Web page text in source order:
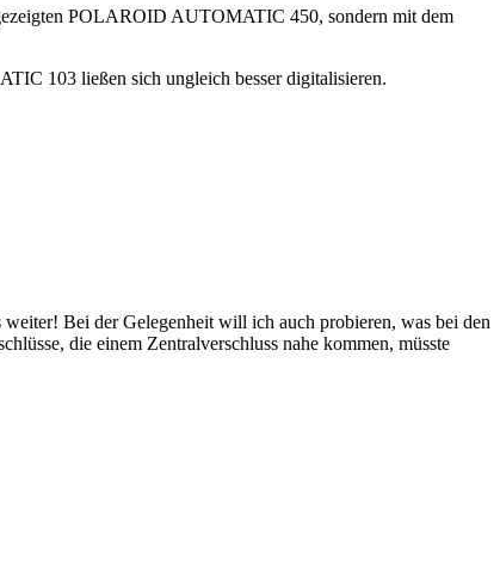
POLAROID AUTOMATIC 450, sondern mit dem
103 ließen sich ungleich besser digitalisieren.
Bei der Gelegenheit will ich auch probieren, was bei den
die einem Zentralverschluss nahe kommen, müsste